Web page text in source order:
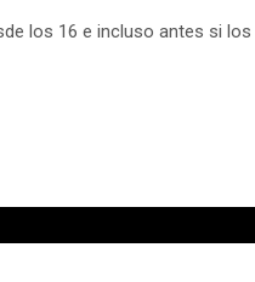
los 16 e incluso antes si